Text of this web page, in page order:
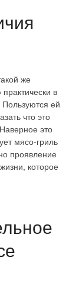
же
в
ей
что это
это
мясо-гриль
проявление
которое